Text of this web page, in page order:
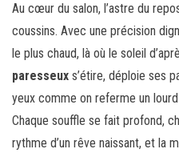
Au cœur du salon, l’astre du
coussins. Avec une précision
le plus chaud, là où le soleil
paresseux s’étire, déploie ses
yeux comme on referme un
Chaque souffle se fait profond,
rythme d’un rêve naissant, et la